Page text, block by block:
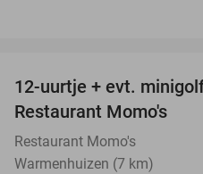
12-uurtje + evt.
Restaurant Momo's
Restaurant Momo's
Warmenhuizen (7 km)